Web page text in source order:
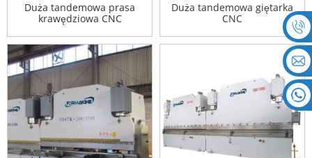
Duża tandemowa prasa
krawędziowa CNC
Duża tandemowa giętarka
CNC